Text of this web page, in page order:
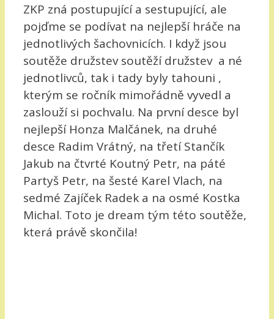
ZKP zná postupující a sestupující, ale
pojďme se podívat na nejlepší hráče na
jednotlivých šachovnicích. I když jsou
soutěže družstev soutěží družstev a né
jednotlivců, tak i tady byly tahouni ,
kterým se ročník mimořádně vyvedl a
zaslouží si pochvalu. Na první desce byl
nejlepší Honza Malčánek, na druhé
desce Radim Vrátný, na třetí Stančík
Jakub na čtvrté Koutný Petr, na páté
Partyš Petr, na šesté Karel Vlach, na
sedmé Zajíček Radek a na osmé Kostka
Michal. Toto je dream tým této soutěže,
která právě skončila!